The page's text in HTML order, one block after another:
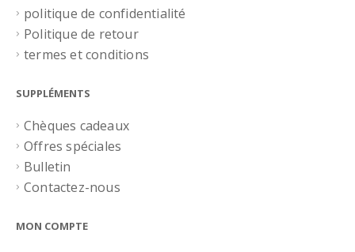
politique de confidentialité
Politique de retour
termes et conditions
SUPPLÉMENTS
Chèques cadeaux
Offres spéciales
Bulletin
Contactez-nous
MON COMPTE